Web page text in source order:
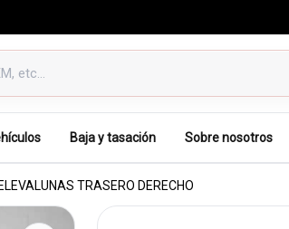
Baja y tasación Sobre nosotros
TRASERO DERECHO